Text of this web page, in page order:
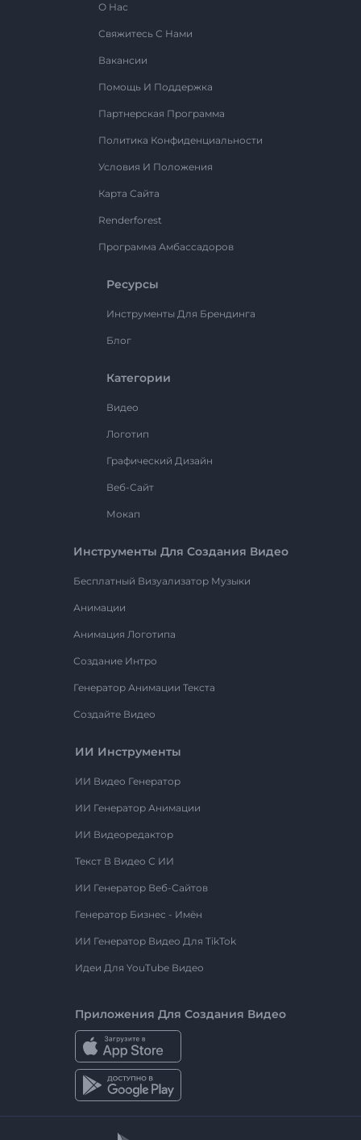
О Нас
Свяжитесь С Нами
Вакансии
Помощь И Поддержка
Партнерская Программа
Политика Конфиденциальности
Условия И Положения
Карта Сайта
Renderforest
Программа Амбассадоров
Ресурсы
Инструменты Для Брендинга
Блог
Категории
Видео
Логотип
Графический Дизайн
Веб-Сайт
Мокап
Инструменты Для Создания Видео
Бесплатный Визуализатор Музыки
Анимации
Анимация Логотипа
Создание Интро
Генератор Анимации Текста
Создайте Видео
ИИ Инструменты
ИИ Видео Генератор
ИИ Генератор Анимации
ИИ Видеоредактор
Текст В Видео С ИИ
ИИ Генератор Веб-Сайтов
Генератор Бизнес - Имён
ИИ Генератор Видео Для TikTok
Идеи Для YouTube Видео
Приложения Для Создания Видео